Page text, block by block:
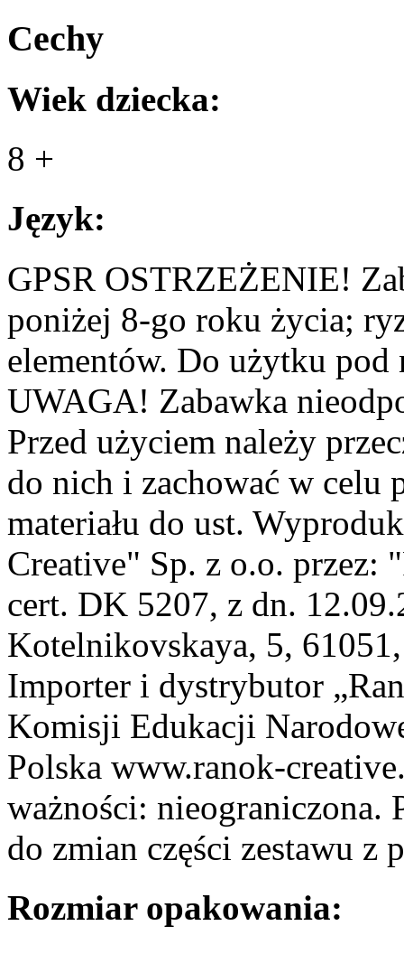
Cechy
Wiek dziecka:
8 +
Język:
GPSR OSTRZEŻENIE!
poniżej 8-go roku życia;
elementów. Do użytku pod
UWAGA! Zabawka
Przed użyciem należy
do nich i zachować w celu
materiału do ust.
Creative" Sp. z о.о.
cert. DK 5207, z dn.
Kotelnikovskaya, 5,
Importer i dystrybutor
Komisji Edukacji
Polska www.ranok-
ważności: nieograniczona.
do zmian części zestawu z
Rozmiar opakowania: